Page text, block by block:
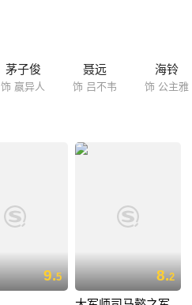
茅子俊
饰 嬴异人
聂远
饰 吕不韦
海铃
饰 公主雅
9.5 8.2